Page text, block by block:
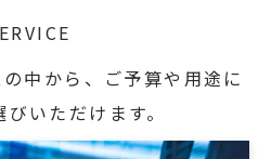
中から、ご予算や用途に
いただけます。